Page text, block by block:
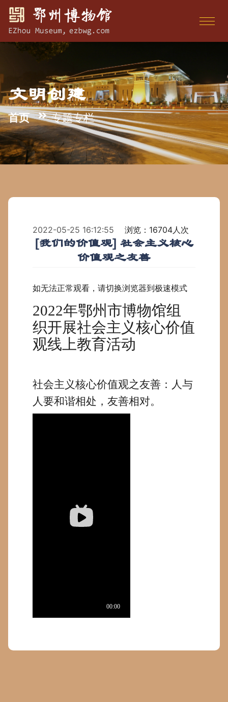
文明创建
首页 专题专栏
2022-05-25 16:12:55 浏览：16704人次
[我们的价值观] 社会主义核心
价值观之友善
如无法正常观看，请切换浏览器到极速模式
2022年鄂州市博物馆组
织开展社会主义核心价值
观线上教育活动
社会主义核心价值观之友善：人与
人要和谐相处，友善相对。